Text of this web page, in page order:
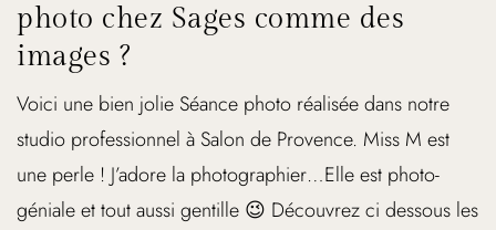
photo chez Sages comme des
images ?
Voici une bien jolie Séance photo réalisée dans notre
studio professionnel à Salon de Provence. Miss M est
une perle ! J’adore la photographier…Elle est photo-
géniale et tout aussi gentille 😉 Découvrez ci dessous les